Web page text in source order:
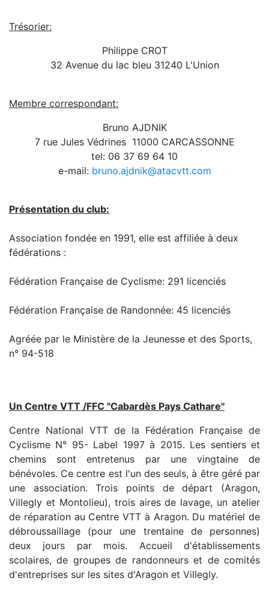
Trésorier:
Philippe CROT
32 Avenue du lac bleu 31240 L'Union
Membre correspondant:
Bruno AJDNIK
7 rue Jules Védrines  11000 CARCASSONNE
tel: 06 37 69 64 10
e-mail: bruno.ajdnik@atacvtt.com
Présentation du club:
Association fondée en 1991, elle est affiliée à deux
fédérations :
Fédération Française de Cyclisme: 291 licenciés
Fédération Française de Randonnée: 45 licenciés
Agréée par le Ministère de la Jeunesse et des Sports,
n° 94-518
Un Centre VTT /FFC "Cabardès Pays Cathare"
Centre National VTT de la Fédération Française de
Cyclisme N° 95- Label 1997 à 2015. Les sentiers et
chemins sont entretenus par une vingtaine de
bénévoles. Ce centre est l'un des seuls, à être géré par
une association. Trois points de départ (Aragon,
Villegly et Montolieu), trois aires de lavage, un atelier
de réparation au Centre VTT à Aragon. Du matériel de
débroussaillage (pour une trentaine de personnes)
deux jours par mois. Accueil d'établissements
scolaires, de groupes de randonneurs et de comités
d'entreprises sur les sites d'Aragon et Villegly.